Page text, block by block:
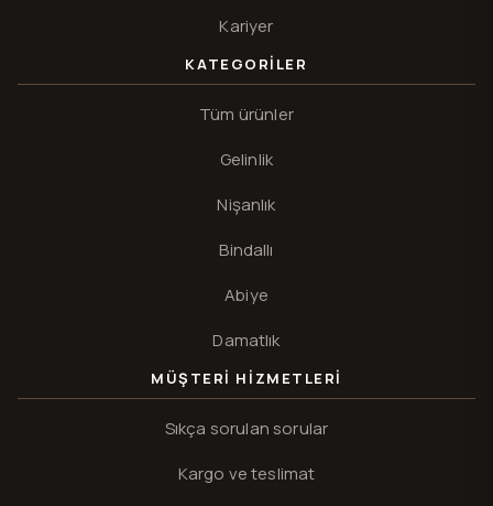
Kariyer
KATEGORILER
Tüm ürünler
Gelinlik
Nişanlık
Bindallı
Abiye
Damatlık
MÜŞTERI HIZMETLERI
Sıkça sorulan sorular
Kargo ve teslimat